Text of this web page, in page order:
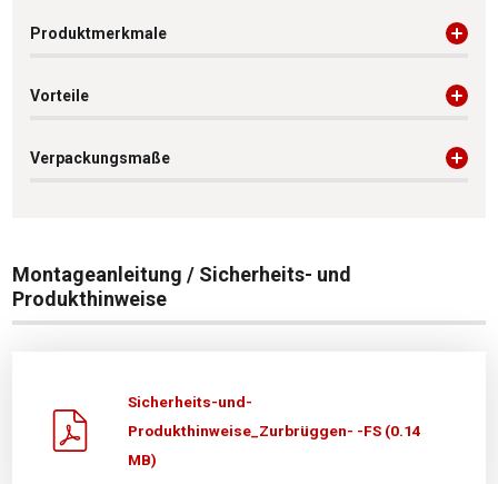
Produktmerkmale
Vorteile
Verpackungsmaße
Montageanleitung / Sicherheits- und
Produkthinweise
Sicherheits-und-
Produkthinweise_Zurbrüggen- -FS (0.14
MB)